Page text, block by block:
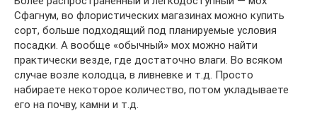
Сфагнум, во флористических магазинах можно купить
сорт, больше подходящий под планируемые условия
посадки. А вообще «обычный» мох можно найти
практически везде, где достаточно влаги. Во всяком
случае возле колодца, в ливневке и т.д. Просто
набираете некоторое количество, потом укладываете
его на почву, камни и т.д.